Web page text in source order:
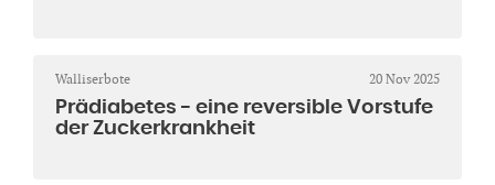
Walliserbote 20 Nov 2025
Prädiabetes - eine reversible Vorstufe
der Zuckerkrankheit